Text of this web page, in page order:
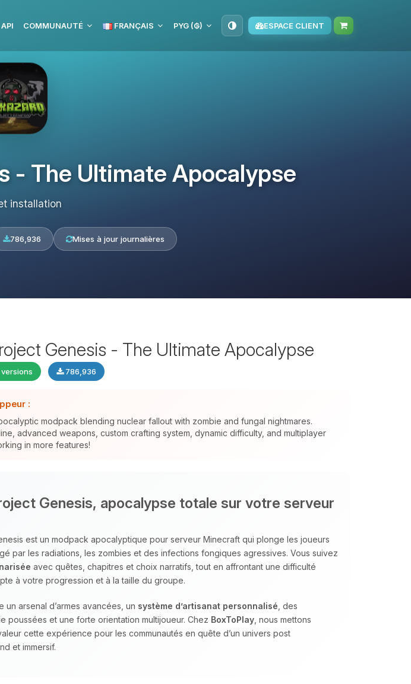
API COMMUNAUTÉ FRANÇAIS PYG (₲) ESPACE CLIENT
- The Ultimate Apocalypse
installation
786,936 Mises à jour journalières
Genesis - The Ultimate Apocalypse
786,936
:
modpack blending nuclear fallout with zombie and fungal nightmares.
advanced weapons, custom crafting system, dynamic difficulty, and multiplayer
in more features!
Genesis, apocalypse totale sur votre serveur
est un modpack apocalyptique pour serveur Minecraft qui plonge les joueurs
par les radiations, les zombies et des infections fongiques agressives. Vous suivez
avec quêtes, chapitres et choix narratifs, tout en affrontant une difficulté
à votre progression et à la taille du groupe.
arsenal d’armes avancées, un système d’artisanat personnalisé , des
poussées et une forte orientation multijoueur. Chez BoxToPlay , nous mettons
cette expérience pour les communautés en quête d’un univers post
et immersif.